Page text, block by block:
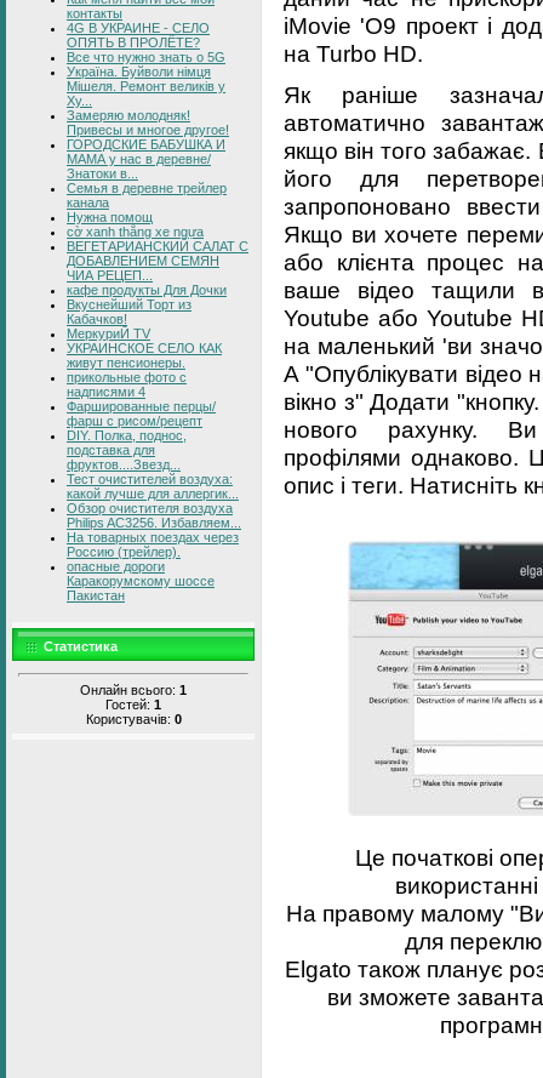
контакты
4G В УКРАИНЕ - СЕЛО
ОПЯТЬ В ПРОЛЁТЕ?
Все что нужно знать о 5G
Україна. Буйволи німця
Мішеля. Ремонт великів у
Ху...
Замеряю молодняк!
Привесы и многое другое!
ГОРОДСКИЕ БАБУШКА И
МАМА у нас в деревне/
Знатоки в...
Семья в деревне трейлер
канала
Нужна помощ
cờ xanh thắng xe ngựa
ВЕГЕТАРИАНСКИЙ САЛАТ С
ДОБАВЛЕНИЕМ СЕМЯН
ЧИА РЕЦЕП...
кафе продукты Для Дочки
Вкуснейший Торт из
Кабачков!
МеркуриЙ TV
УКРАИНСКОЕ СЕЛО КАК
живут пенсионеры.
прикольные фото с
надписями 4
Фаршированные перцы/
фарш с рисом/рецепт
DIY. Полка, поднос,
подставка для
фруктов....Звезд...
Тест очистителей воздуха:
какой лучше для аллергик...
Обзор очистителя воздуха
Philips AC3256. Избавляем...
На товарных поездах через
Россию (трейлер).
опасные дороги
Каракорумскому шоссе
Пакистан
Статистика
Онлайн всього: 1
Гостей: 1
Користувачів: 0
iMovie 'O9 проект і
на Turbo HD.
Як раніше
автоматично
якщо він того
його для
запропоновано
Якщо ви хочете
або клієнта процес
ваше відео тащили
Youtube або Youtube
на маленький 'ви
А "Опублікувати відео
вікно з" Додати
нового рахунку.
профілями однаково.
опис і теги. Натисніть
Це початкові
На правому малому
для
Elgato також планує
ви зможете